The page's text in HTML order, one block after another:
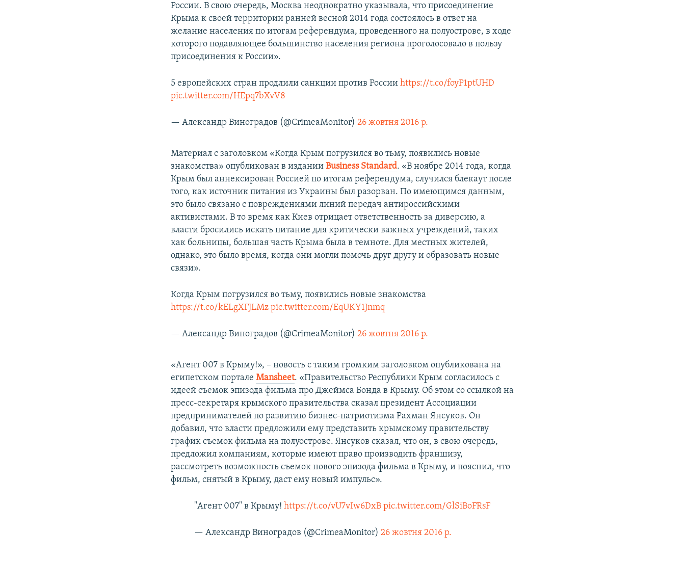
России. В свою очередь, Москва неоднократно указывала, что присоединение
Крыма к своей территории ранней весной 2014 года состоялось в ответ на
желание населения по итогам референдума, проведенного на полуострове, в ходе
которого подавляющее большинство населения региона проголосовало в пользу
присоединения к России».
5 европейских стран продлили санкции против Россииhttps://t.co/foyP1ptUHD
pic.twitter.com/HEpq7bXvV8
— Александр Виноградов (@CrimeaMonitor)26 жовтня 2016 р.
Материал с заголовком «Когда Крым погрузился во тьму, появились новые
знакомства» опубликован в изданииBusiness Standard. «В ноябре 2014 года, когда
Крым был аннексирован Россией по итогам референдума, случился блекаут после
того, как источник питания из Украины был разорван. По имеющимся данным,
это было связано с повреждениями линий передач антироссийскими
активистами. В то время как Киев отрицает ответственность за диверсию, а
власти бросились искать питание для критически важных учреждений, таких
как больницы, большая часть Крыма была в темноте. Для местных жителей,
однако, это было время, когда они могли помочь друг другу и образовать новые
связи».
Когда Крым погрузился во тьму, появились новые знакомства
https://t.co/kELgXFJLMz pic.twitter.com/EqUKY1Jnmq
— Александр Виноградов (@CrimeaMonitor)26 жовтня 2016 р.
«Агент 007 в Крыму!», – новость с таким громким заголовком опубликована на
египетском порталеМansheet. «Правительство Республики Крым согласилось с
идеей съемок эпизода фильма про Джеймса Бонда в Крыму. Об этом со ссылкой на
пресс-секретаря крымского правительства сказал президент Ассоциации
предпринимателей по развитию бизнес-патриотизма Рахман Янсуков. Он
добавил, что власти предложили ему представить крымскому правительству
график съемок фильма на полуострове. Янсуков сказал, что он, в свою очередь,
предложил компаниям, которые имеют право производить франшизу,
рассмотреть возможность съемок нового эпизода фильма в Крыму, и пояснил, что
фильм, снятый в Крыму, даст ему новый импульс».
"Агент 007" в Крыму!https://t.co/vU7vIw6DxB pic.twitter.com/GlSiBoFRsF
— Александр Виноградов (@CrimeaMonitor)26 жовтня 2016 р.